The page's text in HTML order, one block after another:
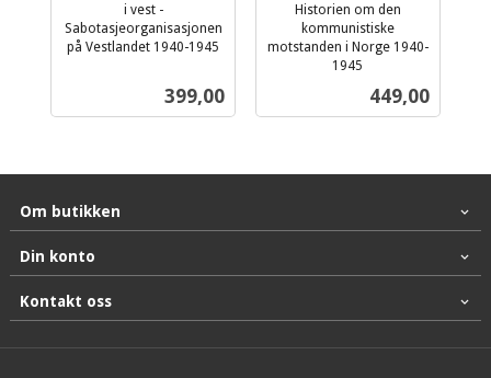
i vest -
Sabotasjeorganisasjonen
på Vestlandet 1940-1945
Pris
399,00
Historien om den
kommunistiske
motstanden i Norge 1940-
1945
Pris
449,00
Om butikken
Din konto
Kontakt oss